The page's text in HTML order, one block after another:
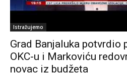
Istražujemo
Grad Banjaluka potvrdio
OKC-u i Markoviću
novac iz budžeta